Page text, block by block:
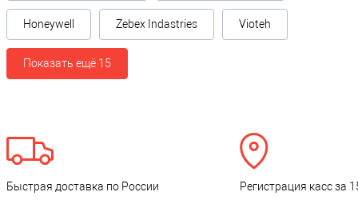
Honeywell Zebex Indastries Vioteh
Показать ещё 15
Быстрая доставка по России Регистрация касс за